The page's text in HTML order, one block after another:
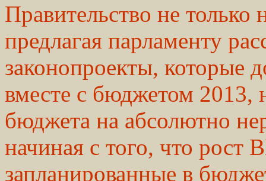
Правительство не
предлагая парламенту
законопроекты, которые
вместе с бюджетом 2013,
бюджета на абсолютно
начиная с того, что рост
запланированные в